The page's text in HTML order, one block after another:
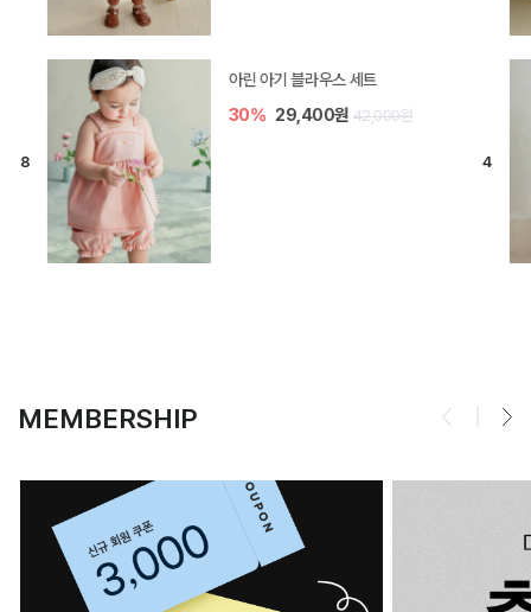
아린 아기 블라우스 세트
30% 29,400원 42,000원
MEMBERSHIP